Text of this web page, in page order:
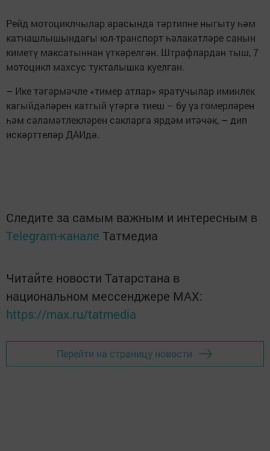
Рейд мотоциклчылар арасында тәртипне ныгыту һәм
катнашлышындагы юл-транспорт һәлакәтләре санын
киметү максатыннан үткәрелгән. Штрафлардан тыш, 7
мотоцикл махсус тукталышка куелган.
– Ике тәгәрмәчле «тимер атлар» яратучылар иминлек
кагыйдәләрен катгый үтәргә тиеш – бу үз гомерләрен
һәм сәламәтлекләрен сакларга ярдәм итәчәк, – дип
искәрттеләр ДАИдә.
Следите за самым важным и интересным в
Telegram-канале Татмедиа
Читайте новости Татарстана в
национальном мессенджере MАХ:
https://max.ru/tatmedia
Перейти на страницу новости